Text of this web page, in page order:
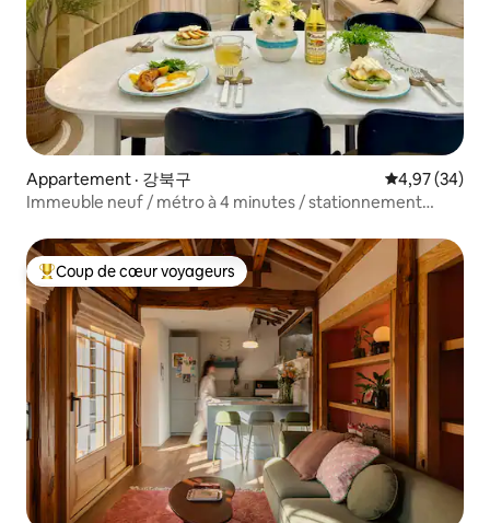
Appartement · 강북구 Note
4,97 (34)
Immeuble neuf / métro à 4 minutes / stationnement
grand salon / Jongno / voyage en famille / Université
féminine de Deokseong
Coup de cœur voyageurs parmi les plus aimés
Coup de cœur voyageurs